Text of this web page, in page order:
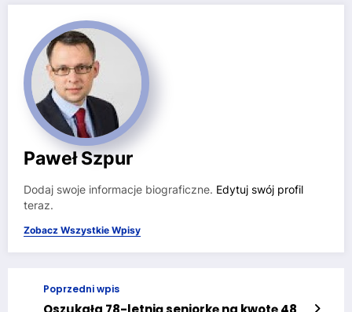
Paweł Szpur
Dodaj swoje informacje biograficzne. Edytuj swój profil
teraz.
Zobacz Wszystkie Wpisy
Poprzedni wpis